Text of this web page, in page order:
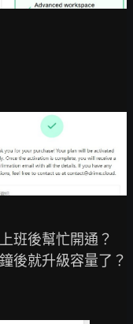
班後幫忙開通？
後就升級容量了？